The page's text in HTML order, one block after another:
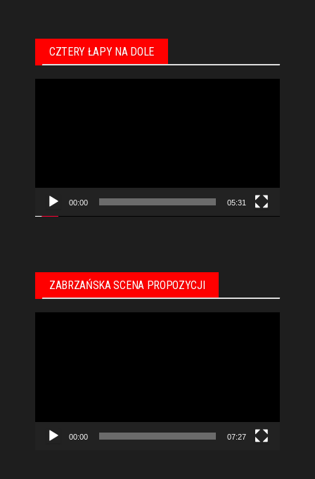
CZTERY ŁAPY NA DOLE
00:00 05:31
ZABRZAŃSKA SCENA PROPOZYCJI
00:00 07:27